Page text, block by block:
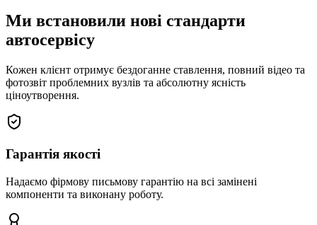
Ми встановили нові стандарти
автосервісу
Кожен клієнт отримує бездоганне ставлення, повний відео та
фотозвіт проблемних вузлів та абсолютну ясність
ціноутворення.
Гарантія якості
Надаємо фірмову письмову гарантію на всі замінені
компоненти та виконану роботу.